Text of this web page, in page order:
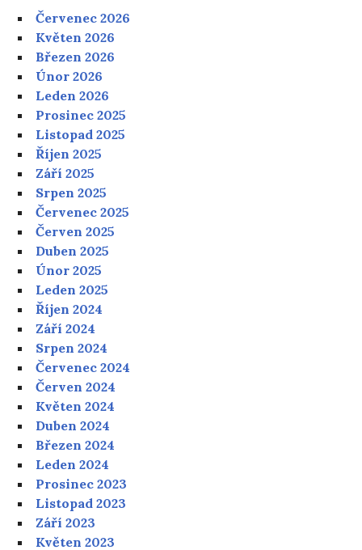
Červenec 2026
Květen 2026
Březen 2026
Únor 2026
Leden 2026
Prosinec 2025
Listopad 2025
Říjen 2025
Září 2025
Srpen 2025
Červenec 2025
Červen 2025
Duben 2025
Únor 2025
Leden 2025
Říjen 2024
Září 2024
Srpen 2024
Červenec 2024
Červen 2024
Květen 2024
Duben 2024
Březen 2024
Leden 2024
Prosinec 2023
Listopad 2023
Září 2023
Květen 2023